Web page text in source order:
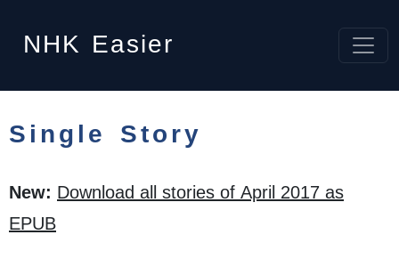
NHK Easier
Single Story
New: Download all stories of April 2017 as
EPUB